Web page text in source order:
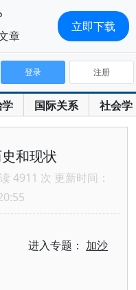
国际关系 社会学
登录 注册
和现状
4911 次 更新时间：
进入专题： 加沙
章
立即下载